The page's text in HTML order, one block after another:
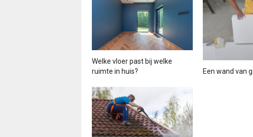
Welke vloer past bij welke
ruimte in huis?
Een wand van